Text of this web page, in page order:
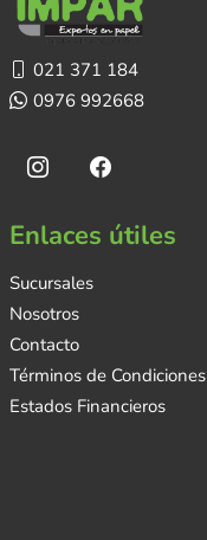
021 371 184
0976 992668
Enlaces útiles
Sucursales
Nosotros
Contacto
Términos de Condiciones
Estados Financieros